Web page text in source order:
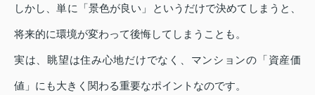
しかし、単に「景色が良い」というだけで決めてしまうと、
将来的に環境が変わって後悔してしまうことも。
実は、眺望は住み心地だけでなく、マンションの「資産価
値」にも大きく関わる重要なポイントなのです。